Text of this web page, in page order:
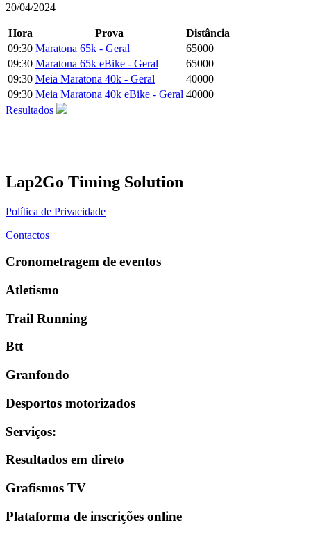
20/04/2024
Hora Prova
Distância
09:30 Maratona 65k - Geral
65000
09:30 Maratona 65k eBike - Geral
65000
09:30 Meia Maratona 40k - Geral
40000
09:30 Meia Maratona 40k eBike - Geral 40000
Resultados
Lap2Go Timing Solution
Política de Privacidade
Contactos
Cronometragem de eventos
Atletismo
Trail Running
Btt
Granfondo
Desportos motorizados
Serviços:
Resultados em direto
Grafismos TV
Plataforma de inscrições online